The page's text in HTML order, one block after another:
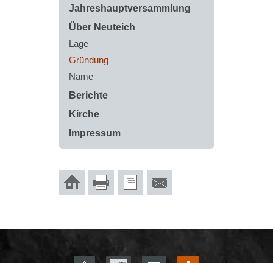
Jahreshauptversammlung
Über Neuteich
Lage
Gründung
Name
Berichte
Kirche
Impressum